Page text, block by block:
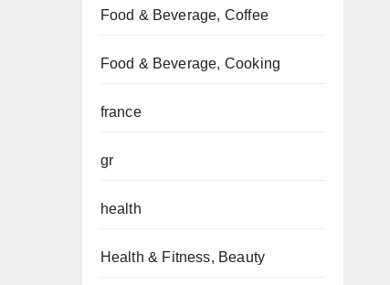
Food & Beverage, Coffee
Food & Beverage, Cooking
france
gr
health
Health & Fitness, Beauty